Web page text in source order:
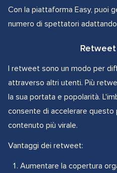
Con la piattaforma Easy, puoi
numero di spettatori
I retweet sono un modo per
attraverso altri utenti. Più
la sua portata e popolarità.
consente di accelerare questo
contenuto più virale.
Vantaggi dei retweet:
Aumentare la copertura